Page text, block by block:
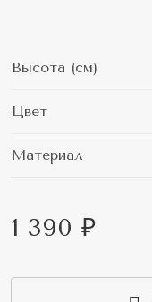
Высота (см)
Цвет
Материал
1 390 ₽